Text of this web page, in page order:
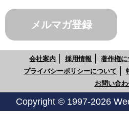
メルマガ登録
会社案内 採用情報 著作権に
プライバシーポリシーについて
お問い合
Copyright © 1997-2026